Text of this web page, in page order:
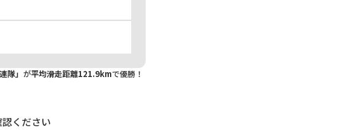
隊」 が平均滑走距離121.9kmで優勝！
ください